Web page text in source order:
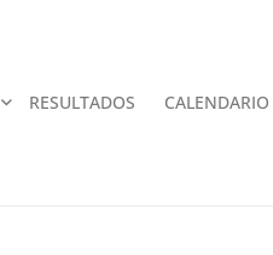
RESULTADOS CALENDARIO